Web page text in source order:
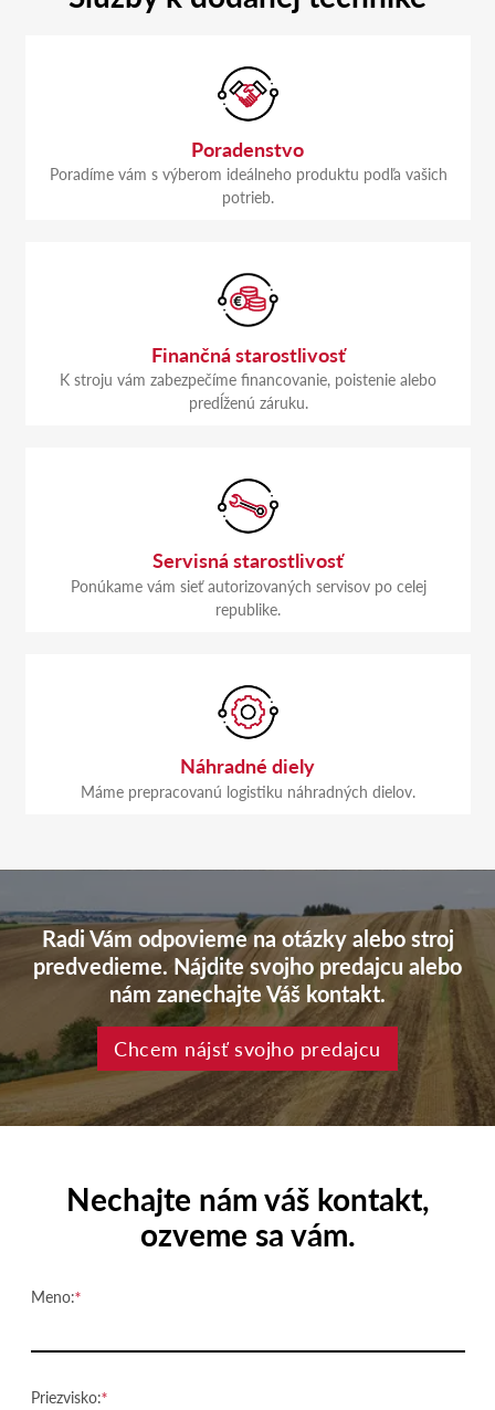
Poradenstvo
Poradíme vám s výberom ideálneho produktu podľa vašich
potrieb.
Finančná starostlivosť
K stroju vám zabezpečíme financovanie, poistenie alebo
predĺženú záruku.
Servisná starostlivosť
Ponúkame vám sieť autorizovaných servisov po celej
republike.
Náhradné diely
Máme prepracovanú logistiku náhradných dielov.
Radi Vám odpovieme na otázky alebo stroj
predvedieme. Nájdite svojho predajcu alebo
nám zanechajte Váš kontakt.
Chcem nájsť svojho predajcu
Nechajte nám váš kontakt,
ozveme sa vám.
Meno:
Priezvisko: